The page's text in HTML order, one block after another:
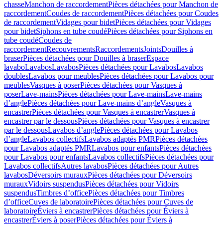
chasseManchon de raccordementPièces détachées pour Manchon de
raccordementCoudes de raccordementPièces détachées pour Coudes
de raccordementVidages pour bidetPièces détachées pour Vidages
pour bidetSiphons en tube coudéPièces détachées pour Siphons en
tube coudéCoudes de
raccordementRecouvrementsRaccordementsJointsDouilles à
braserPièces détachées pour Douilles à braserEspace
lavaboLavabosLavabosPièces détachées pour LavabosLavabos
doublesLavabos pour meublesPièces détachées pour Lavabos pour
meublesVasques à poserPièces détachées pour Vasques à
poserLave-mainsPièces détachées pour Lave-mainsLave-mains
d’anglePièces détachées pour Lave-mains d’angleVasques à
encastrerPièces détachées pour Vasques à encastrerVasques à
encastrer par le dessousPièces détachées pour Vasques à encastrer
par le dessousLavabos d’anglePièces détachées pour Lavabos
d’angleLavabos collectifsLavabos adaptés PMRPièces détachées
pour Lavabos adaptés PMRLavabos pour enfantsPièces détachées
pour Lavabos pour enfantsLavabos collectifsPièces détachées pour
Lavabos collectifsAutres lavabosPièces détachées pour Autres
lavabosDéversoirs murauxPièces détachées pour Déversoirs
murauxVidoirs suspendusPièces détachées pour Vidoirs
suspendusTimbres dʼofficePièces détachées pour Timbres
dʼofficeCuves de laboratoirePièces détachées pour Cuves de
laboratoireÉviers à encastrerPièces détachées pour Éviers à
encastrerÉviers à poserPièces détachées pour Éviers à